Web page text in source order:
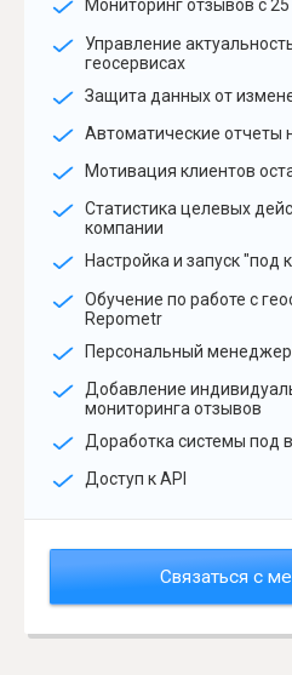
Мониторинг отзывов с
Управление
геосервисах
Защита данных от
Автоматические отчеты
Мотивация клиентов
Статистика целевых
компании
Настройка и запуск "под
Обучение по работе с
Repometr
Персональный менеджер
Добавление
мониторинга отзывов
Доработка системы под
Доступ к API
Связаться с